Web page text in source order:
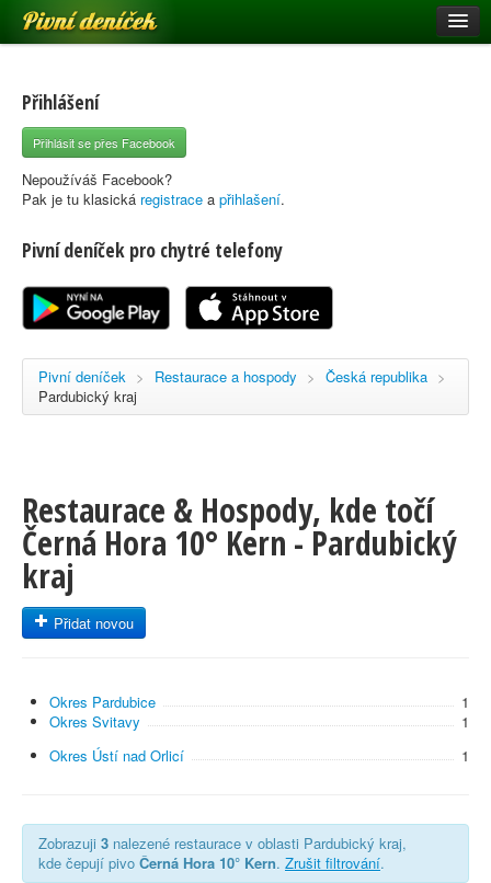
Pivní deníček
Pivní mapa
Pivní značky
Nápověda
Registrace
Přihlášení
Přihlásit se přes Facebook
Nepoužíváš Facebook?
Pak je tu klasická registrace a přihlašení.
Pivní deníček pro chytré telefony
Pivní deníček > Restaurace a hospody > Česká republika >
Pardubický kraj
Restaurace & Hospody, kde točí
Černá Hora 10° Kern - Pardubický
kraj
Přidat novou
Okres Pardubice
1
Okres Svitavy
1
Okres Ústí nad Orlicí
1
Zobrazuji 3 nalezené restaurace v oblasti Pardubický kraj,
kde čepují pivo Černá Hora 10° Kern. Zrušit filtrování.